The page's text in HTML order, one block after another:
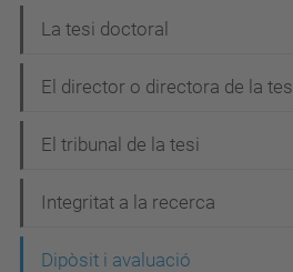
a
v
g
a
La tesi doctoral
El director o directora de la
El tribunal de la tesi
Integritat a la recerca
Dipòsit i avaluació